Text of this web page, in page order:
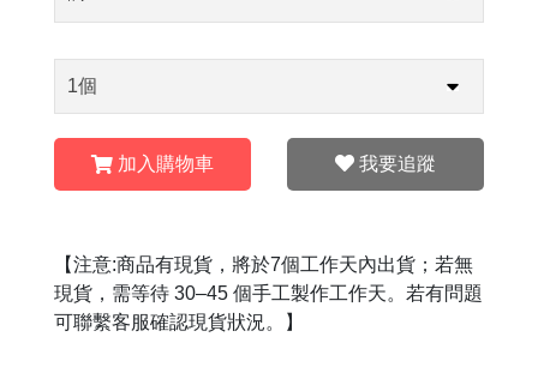
我要追蹤
加入購物車
【注意:商品有現貨，將於7個工作天內出貨；若無
現貨，需等待 30–45 個手工製作工作天。若有問題
可聯繫客服確認現貨狀況。】